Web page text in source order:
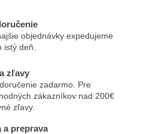
objednávky expedujeme
istý deň.
zľavy
zadarmo. Pre
zákazníkov nad 200€
zľavy.
a preprava